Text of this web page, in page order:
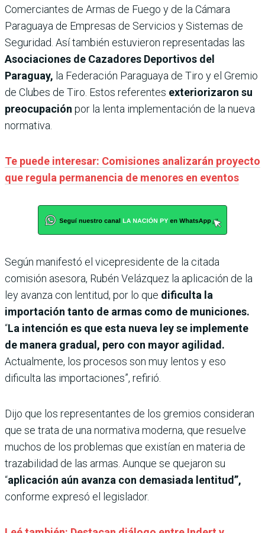
Comerciantes de Armas de Fuego y de la Cámara
Paraguaya de Empresas de Servicios y Sistemas de
Seguridad. Así también estuvieron representadas las
Asociaciones de Cazadores Deportivos del
Paraguay, la Federación Paraguaya de Tiro y el Gremio
de Clubes de Tiro. Estos referentes exteriorizaron su
preocupación por la lenta implementación de la nueva
normativa.
Te puede interesar: Comisiones analizarán proyecto
que regula permanencia de menores en eventos
Según manifestó el vicepresidente de la citada
comisión asesora, Rubén Velázquez la aplicación de la
ley avanza con lentitud, por lo que dificulta la
importación tanto de armas como de municiones.
“La intención es que esta nueva ley se implemente
de manera gradual, pero con mayor agilidad.
Actualmente, los procesos son muy lentos y eso
dificulta las importaciones”, refirió.
Dijo que los representantes de los gremios consideran
que se trata de una normativa moderna, que resuelve
muchos de los problemas que existían en materia de
trazabilidad de las armas. Aunque se quejaron su
“aplicación aún avanza con demasiada lentitud”,
conforme expresó el legislador.